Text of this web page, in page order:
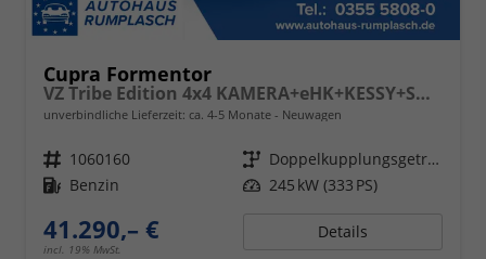
Cupra Formentor
VZ Tribe Edition 4x4 KAMERA+eHK+KESSY+SHZ+ACC+19" ALU+FULL LINK
unverbindliche Lieferzeit: ca. 4-5 Monate Neuwagen
Fahrzeugnr. 1060160 Getriebe
Doppelkupplungsgetriebe (DSG)
Kraftstoff Benzin Leistung 245 kW (333 PS)
41.290,– €
incl. 19% MwSt.
Details